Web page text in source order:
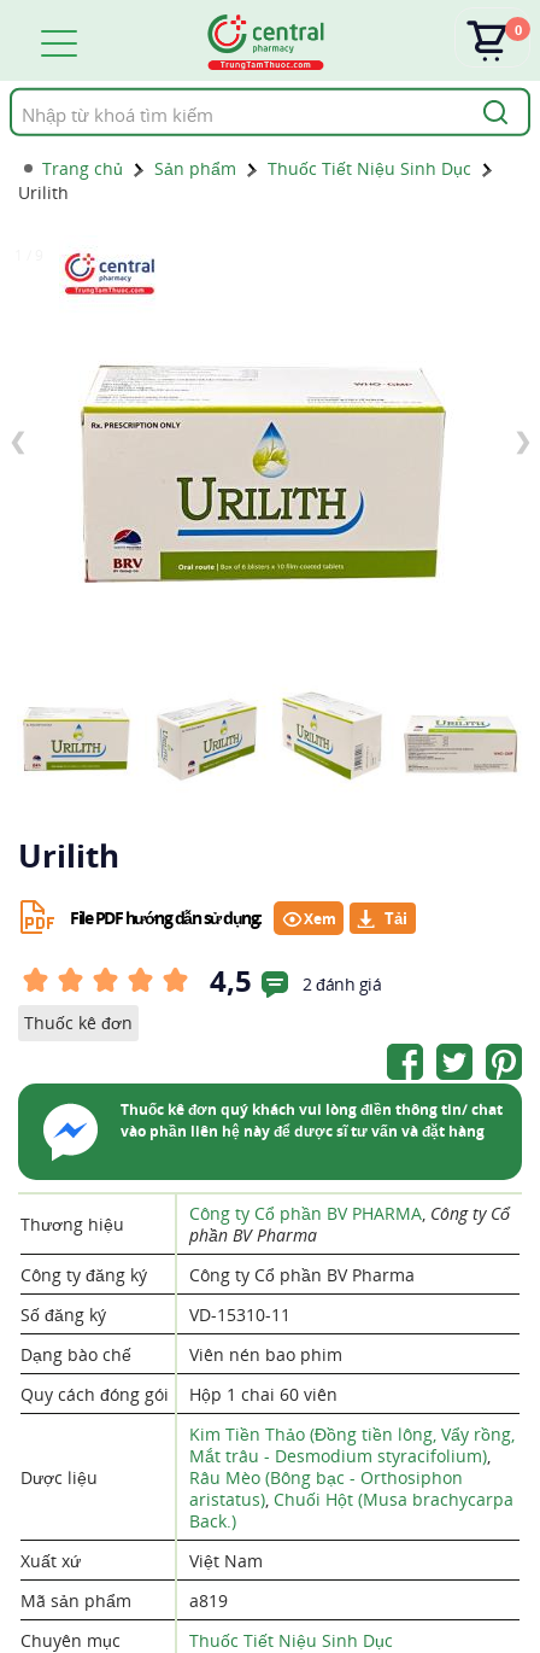
Tìm
kiếm
0
Trang chủ Sản phẩm
Thuốc Tiết Niệu Sinh Dục
Urilith
❮ ❯
Urilith
File PDF hướng dẫn sử dụng: Xem
4,5
2 đánh giá
Thuốc kê đơn
Thuốc kê đơn quý khách vui lòng điền thông tin/ chat
vào phần liên hệ này để dược sĩ tư vấn và đặt hàng
Thương hiệu Công ty Cổ phần BV PHARMA, Công ty Cổ
phần BV Pharma
Công ty đăng ký
Công ty Cổ phần BV Pharma
Số đăng ký
VD-15310-11
Dạng bào chế
Viên nén bao phim
Quy cách đóng gói
Hộp 1 chai 60 viên
Dược liệu
Kim Tiền Thảo (Đồng tiền lông, Vẩy rồng,
Mắt trâu - Desmodium styracifolium),
Râu Mèo (Bông bạc - Orthosiphon
aristatus), Chuối Hột (Musa brachycarpa
Back.)
Xuất xứ
Việt Nam
Mã sản phẩm
a819
Chuyên mục
Thuốc Tiết Niệu Sinh Dục